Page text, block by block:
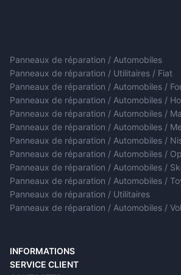
Panneaux de réparation / Automobiles
Panneaux de réparation / Utilitaires / Fiat
Panneaux de réparation / Automobiles /
Panneaux de réparation / Automobiles /
Panneaux de réparation / Automobiles /
Panneaux de réparation / Automobiles /
Panneaux de réparation / Automobiles /
Panneaux de réparation / Automobiles /
Panneaux de réparation / Automobiles /
Panneaux de réparation / Automobiles /
Panneaux de réparation / Utilitaires
Panneaux de réparation / Automobiles /
INFORMATIONS
A propos de nous
SERVICE CLIENT